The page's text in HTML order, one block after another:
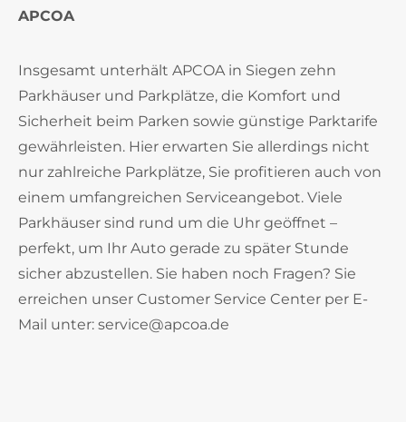
APCOA
Insgesamt unterhält APCOA in Siegen zehn
Parkhäuser und Parkplätze, die Komfort und
Sicherheit beim Parken sowie günstige Parktarife
gewährleisten. Hier erwarten Sie allerdings nicht
nur zahlreiche Parkplätze, Sie profitieren auch von
einem umfangreichen Serviceangebot. Viele
Parkhäuser sind rund um die Uhr geöffnet –
perfekt, um Ihr Auto gerade zu später Stunde
sicher abzustellen. Sie haben noch Fragen? Sie
erreichen unser Customer Service Center per E-
Mail unter: service@apcoa.de